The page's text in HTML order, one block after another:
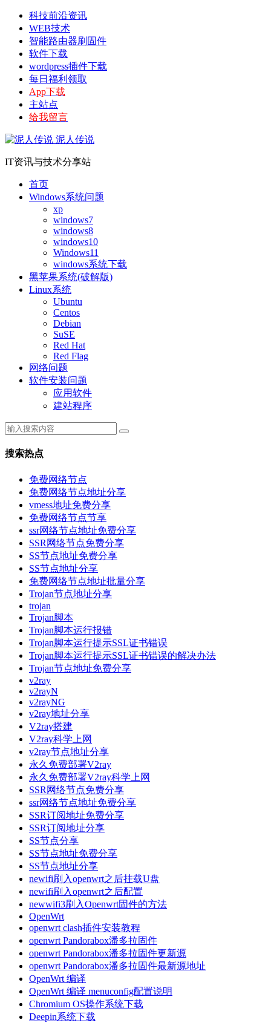
科技前沿资讯
WEB技术
智能路由器刷固件
软件下载
wordpress插件下载
每日福利领取
App下载
主站点
给我留言
泥人传说
IT资讯与技术分享站
首页
Windows系统问题
xp
windows7
windows8
windows10
Windows11
windows系统下载
黑苹果系统(破解版)
Linux系统
Ubuntu
Centos
Debian
SuSE
Red Hat
Red Flag
网络问题
软件安装问题
应用软件
建站程序
搜索热点
免费网络节点
免费网络节点地址分享
vmess地址免费分享
免费网络节点节享
ssr网络节点地址免费分享
SSR网络节点免费分享
SS节点地址免费分享
SS节点地址分享
免费网络节点地址批量分享
Trojan节点地址分享
trojan
Trojan脚本
Trojan脚本运行报错
Trojan脚本运行提示SSL证书错误
Trojan脚本运行提示SSL证书错误的解决办法
Trojan节点地址免费分享
v2ray
v2rayN
v2rayNG
v2ray地址分享
V2ray搭建
V2ray科学上网
v2ray节点地址分享
永久免费部署V2ray
永久免费部署V2ray科学上网
SSR网络节点免费分享
ssr网络节点地址免费分享
SSR订阅地址免费分享
SSR订阅地址分享
SS节点分享
SS节点地址免费分享
SS节点地址分享
newifi刷入openwrt之后挂载U盘
newifi刷入openwrt之后配置
newwifi3刷入Openwrt固件的方法
OpenWrt
openwrt clash插件安装教程
openwrt Pandorabox潘多拉固件
openwrt Pandorabox潘多拉固件更新源
openwrt Pandorabox潘多拉固件最新源地址
OpenWrt 编译
OpenWrt 编译 menuconfig配置说明
Chromium OS操作系统下载
Deepin系统下载